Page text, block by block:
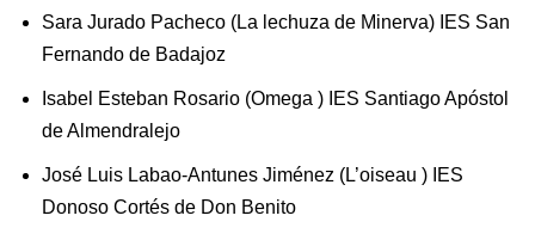
Sara Jurado Pacheco (La lechuza de Minerva) IES San
Fernando de Badajoz
Isabel Esteban Rosario (Omega ) IES Santiago Apóstol
de Almendralejo
José Luis Labao-Antunes Jiménez (L’oiseau ) IES
Donoso Cortés de Don Benito